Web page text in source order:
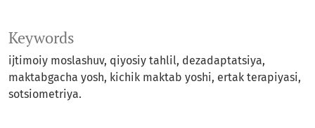
Keywords
ijtimoiy moslashuv, qiyosiy tahlil, dezadaptatsiya,
maktabgacha yosh, kichik maktab yoshi, ertak terapiyasi,
sotsiometriya.